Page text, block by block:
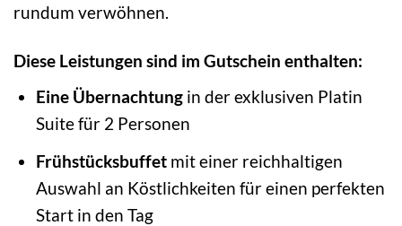
rundum verwöhnen.
Diese Leistungen sind im Gutschein enthalten:
Eine Übernachtungin der exklusiven Platin
Suite für 2 Personen
Frühstücksbuffetmit einer reichhaltigen
Auswahl an Köstlichkeiten für einen perfekten
Start in den Tag